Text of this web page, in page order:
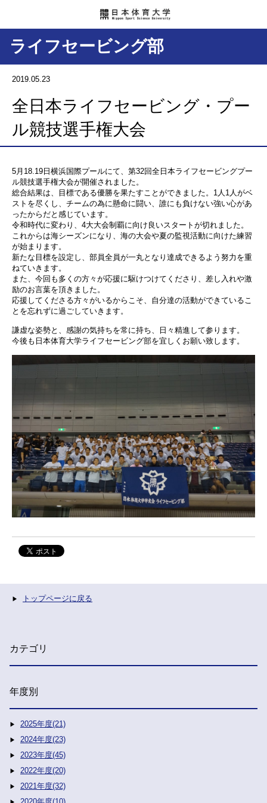
ライフセービング部
2019.05.23
全日本ライフセービング・プー
ル競技選手権大会
5月18.19日横浜国際プールにて、第32回全日本ライフセービングプー
ル競技選手権大会が開催されました。
総合結果は、目標である優勝を果たすことができました。1人1人がベ
ストを尽くし、チームの為に懸命に闘い、誰にも負けない強い心があ
ったからだと感じています。
令和時代に変わり、4大大会制覇に向け良いスタートが切れました。
これからは海シーズンになり、海の大会や夏の監視活動に向けた練習
が始まります。
新たな目標を設定し、部員全員が一丸となり達成できるよう努力を重
ねていきます。
また、今回も多くの方々が応援に駆けつけてくださり、差し入れや激
励のお言葉を頂きました。
応援してくださる方々がいるからこそ、自分達の活動ができているこ
とを忘れずに過ごしていきます。
謙虚な姿勢と、感謝の気持ちを常に持ち、日々精進して参ります。
今後も日本体育大学ライフセービング部を宜しくお願い致します。
トップページに戻る
カテゴリ
年度別
2025年度(21)
2024年度(23)
2023年度(45)
2022年度(20)
2021年度(32)